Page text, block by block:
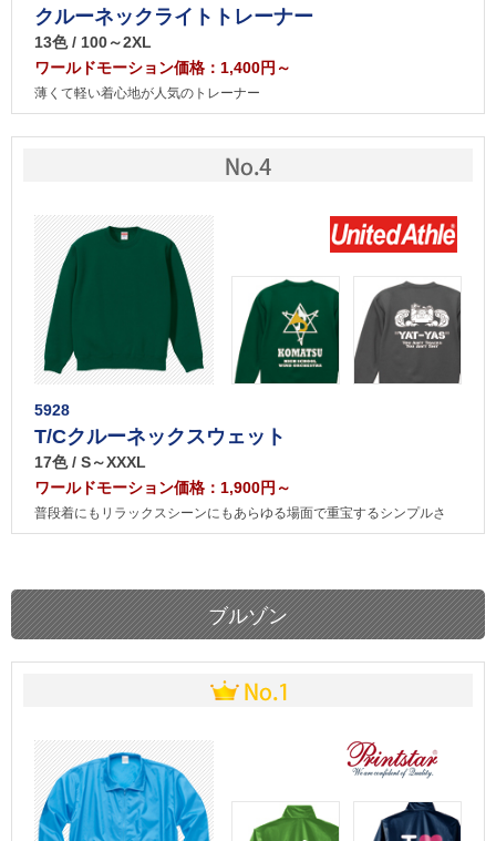
クルーネックライトトレーナー
13色 / 100～2XL
ワールドモーション価格：1,400円～
薄くて軽い着心地が人気のトレーナー
5928
T/Cクルーネックスウェット
17色 / S～XXXL
ワールドモーション価格：1,900円～
普段着にもリラックスシーンにもあらゆる場面で重宝するシンプルさ
ブルゾン